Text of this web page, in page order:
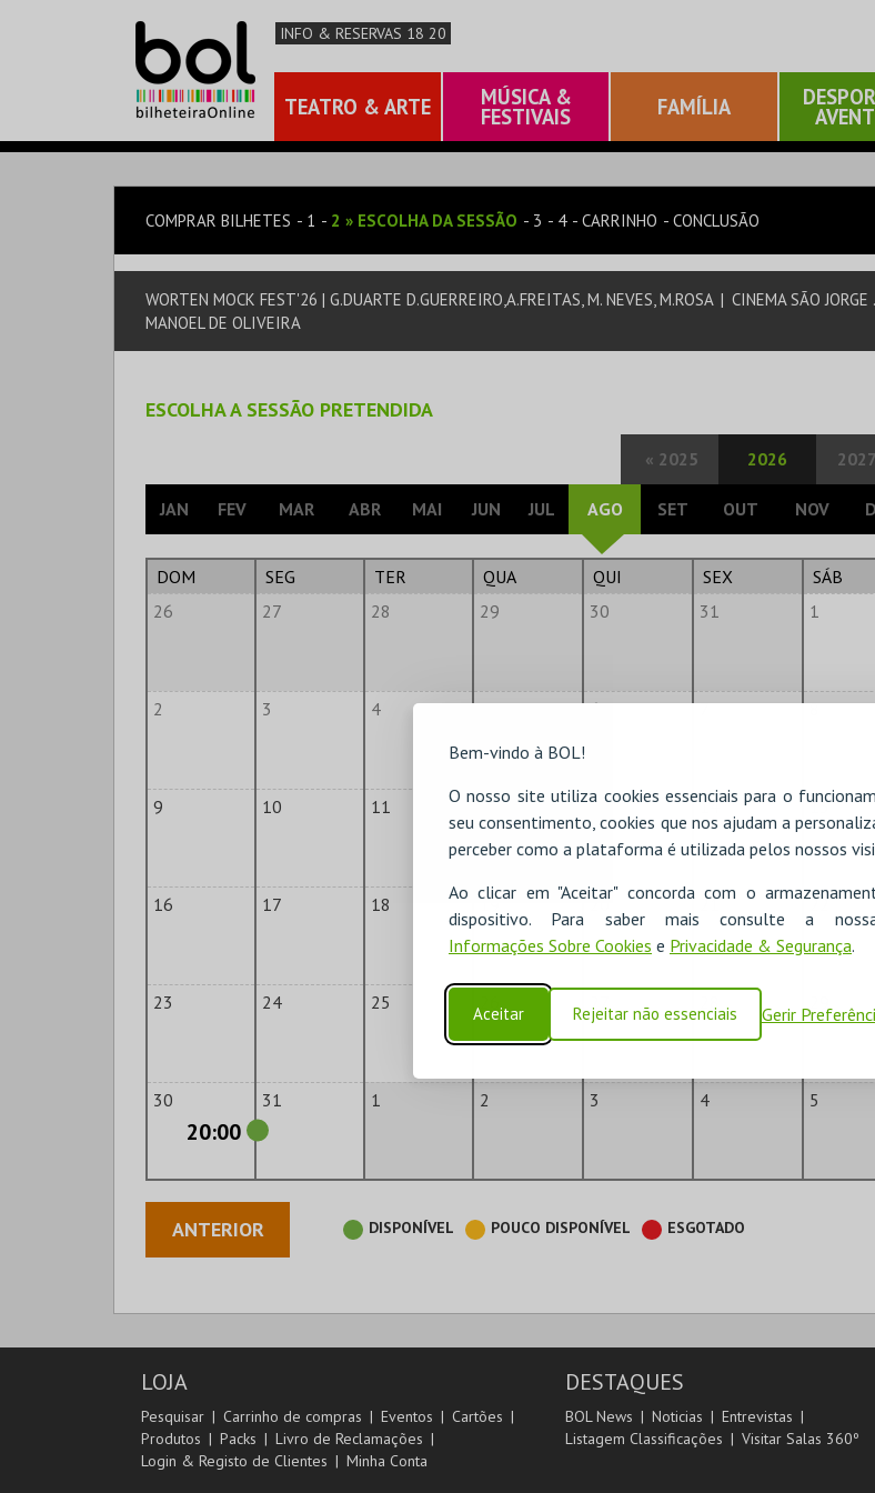
Bem-vindo à BOL!
O nosso site utiliza cookies essenciais para o
seu consentimento, cookies que nos ajudam a
perceber como a plataforma é utilizada pelos nossos
Ao clicar em "Aceitar" concorda com o
dispositivo. Para saber mais consulte a
Informações Sobre Cookies e Privacidade & Segurança.
Aceitar Rejeitar não essenciais Gerir
INFO & RESERVAS 18 20
TEATRO & ARTE MÚSICA &
FESTIVAIS FAMÍLIA
COMPRAR BILHETES 1 2 » ESCOLHA DA SESSÃO 3 4 CARRINHO CONCLUSÃO
WORTEN MOCK FEST'26 | G.DUARTE D.GUERREIRO,A.FREITAS, M. NEVES, M.ROSA | CINEMA SÃO JORGE .
MANOEL DE OLIVEIRA
ESCOLHA A SESSÃO PRETENDIDA
« 2025 2026 2027
JAN FEV MAR ABR MAI JUN JUL AGO SET OUT NOV
DOM SEG TER QUA QUI SEX
SÁB
26
27 28 29 30 31 1
2 3 4 5 6 7 8
9 10 11 12 13 14 15
16 17 18 19 20 21 22
23 24 25 27 28
30
20:00
31 1 2 3 4 5
ANTERIOR DISPONÍVEL POUCO DISPONÍVEL ESGOTADO
LOJA
Pesquisar Carrinho de compras Eventos
Cartões
Produtos
Packs
Livro de Reclamações
Login & Registo de Clientes
Minha Conta
DESTAQUES
BOL News Noticias
Entrevistas
Listagem Classificações
Visitar Salas 360º